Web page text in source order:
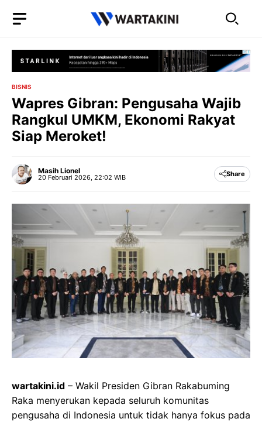
BISNIS
Wapres Gibran: Pengusaha Wajib
Rangkul UMKM, Ekonomi Rakyat
Siap Meroket!
Masih Lionel
20 Februari 2026, 22:02 WIB Share
wartakini.id – Wakil Presiden Gibran Rakabuming
Raka menyerukan kepada seluruh komunitas
pengusaha di Indonesia untuk tidak hanya fokus pada